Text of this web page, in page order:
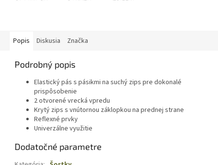
Popis Diskusia Značka
Podrobný popis
Elastický pás s pásikmi na suchý zips pre dokonalé
prispôsobenie
2 otvorené vrecká vpredu
Krytý zips s vnútornou záklopkou na prednej strane
Reflexné prvky
Univerzálne využitie
Dodatočné parametre